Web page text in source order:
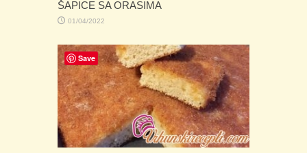
ŠAPICE SA ORASIMA
01/04/2022
Save